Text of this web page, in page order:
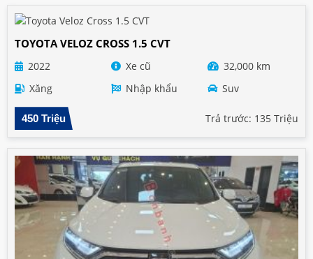
TOYOTA VELOZ CROSS 1.5 CVT
2022 Xe cũ
32,000 km
Xăng
Nhập khẩu Suv
450 Triệu Trả trước: 135 Triệu